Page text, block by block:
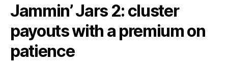
Jammin’ Jars 2: cluster
payouts with a premium on
patience